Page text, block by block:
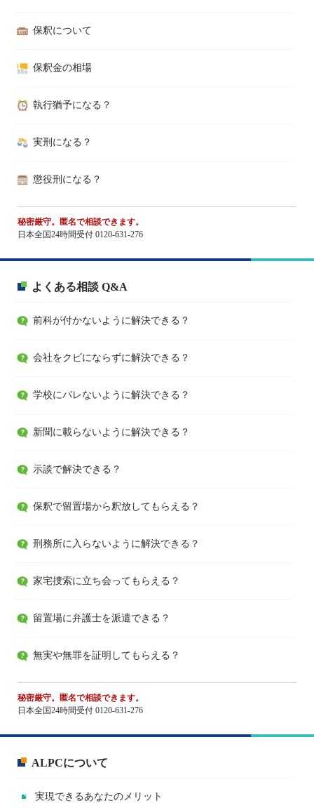
保釈について
保釈金の相場
執行猶予になる？
実刑になる？
懲役刑になる？
秘密厳守。匿名で相談できます。
日本全国24時間受付 0120-631-276
よくある相談 Q&A
前科が付かないように解決できる？
会社をクビにならずに解決できる？
学校にバレないように解決できる？
新聞に載らないように解決できる？
示談で解決できる？
保釈で留置場から釈放してもらえる？
刑務所に入らないように解決できる？
家宅捜索に立ち会ってもらえる？
留置場に弁護士を派遣できる？
無実や無罪を証明してもらえる？
秘密厳守。匿名で相談できます。
日本全国24時間受付 0120-631-276
ALPCについて
実現できるあなたのメリット